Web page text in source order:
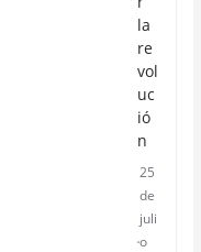
la
re
vol
uc
ió
n
25
de
juli
o